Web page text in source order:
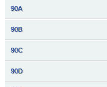
90A
90B
90C
90D